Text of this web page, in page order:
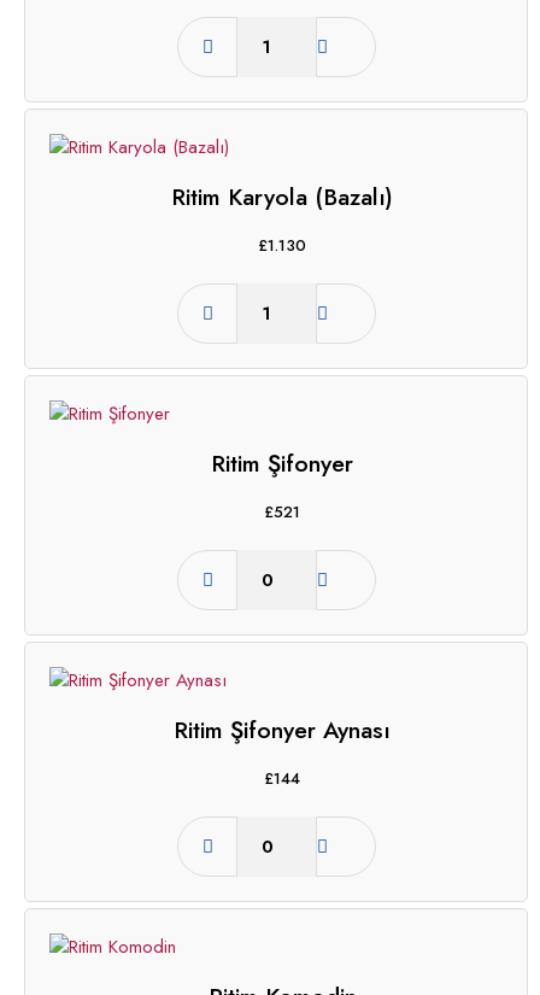
Ritim Karyola (Bazalı)
£1.130
Ritim Şifonyer
£521
Ritim Şifonyer Aynası
£144